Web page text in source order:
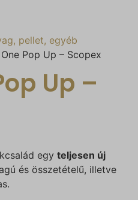
pellet, egyéb
Pop Up – Scopex
Up –
egy teljesen új
és összetételű, illetve